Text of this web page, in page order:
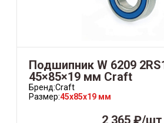
Подшипник W 6209
45×85×19 мм Craft
Бренд:Craft
Размер:45x85x19 мм
2 365 ₽/шт